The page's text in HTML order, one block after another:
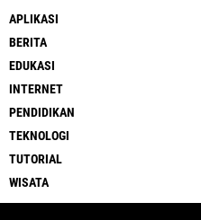
APLIKASI
BERITA
EDUKASI
INTERNET
PENDIDIKAN
TEKNOLOGI
TUTORIAL
WISATA